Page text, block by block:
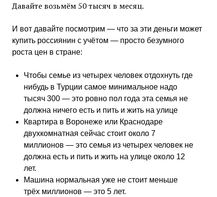
Давайте возьмём 50 тысяч в месяц.
И вот давайте посмотрим — что за эти деньги может
купить россиянин с учётом — просто безумного
роста цен в стране:
Чтобы семье из четырех человек отдохнуть где
нибудь в Турции самое минимальное надо
тысяч 300 — это ровно пол года эта семья не
должна ничего есть и пить и жить на улице
Квартира в Воронеже или Краснодаре
двухкомнатная сейчас стоит около 7
миллионов — это семья из четырех человек не
должна есть и пить и жить на улице около 12
лет.
Машина нормальная уже не стоит меньше
трёх миллионов — это 5 лет.